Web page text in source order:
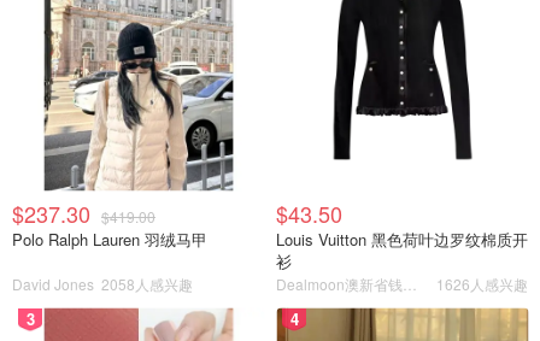
$237.30 $419.00
Polo Ralph Lauren 羽绒马甲
David Jones 2058人感兴趣
$43.50
Louis Vuitton 黑色荷叶边罗纹棉质开
衫
1626人感兴趣
3 4